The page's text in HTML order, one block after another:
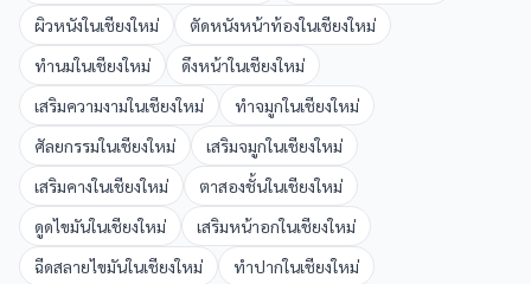
ผิวหนังในเชียงใหม่ ตัดหนังหน้าท้องในเชียงใหม่
ทำนมในเชียงใหม่ ดึงหน้าในเชียงใหม่
เสริมความงามในเชียงใหม่ ทำจมูกในเชียงใหม่
ศัลยกรรมในเชียงใหม่ เสริมจมูกในเชียงใหม่
เสริมคางในเชียงใหม่ ตาสองชั้นในเชียงใหม่
ดูดไขมันในเชียงใหม่ เสริมหน้าอกในเชียงใหม่
ฉีดสลายไขมันในเชียงใหม่ ทำปากในเชียงใหม่